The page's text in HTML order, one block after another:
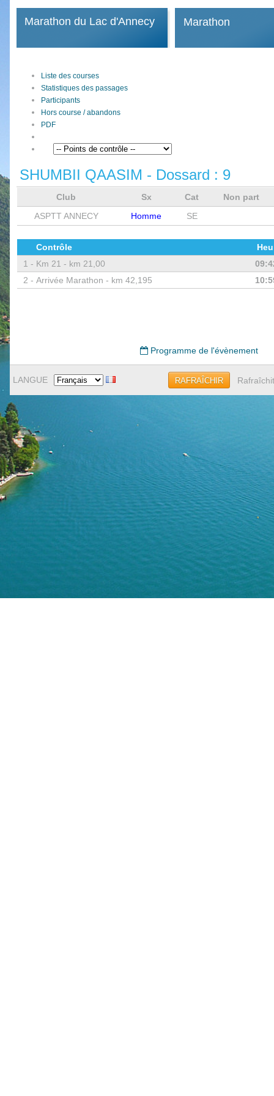
Marathon du Lac d'Annecy Marathon
Liste des courses
Statistiques des passages
Participants
Hors course / abandons
PDF
SHUMBII QAASIM - Dossard : 9
Club Sx Cat
Non part
ASPTT ANNECY
Homme SE
Contrôle
1 - Km 21 - km 21,00
2 - Arrivée Marathon - km 42,195
Programme de l'évènement
LANGUE RAFRAÎCHIR